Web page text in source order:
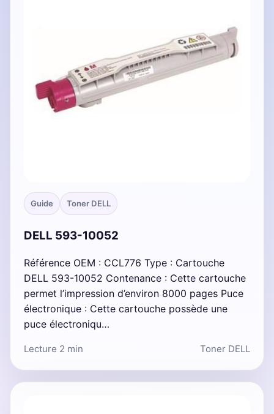
Guide Toner DELL
DELL 593-10052
Référence OEM : CCL776 Type : Cartouche
DELL 593-10052 Contenance : Cette cartouche
permet l’impression d’environ 8000 pages Puce
électronique : Cette cartouche possède une
puce électroniqu…
Lecture 2 min Toner DELL